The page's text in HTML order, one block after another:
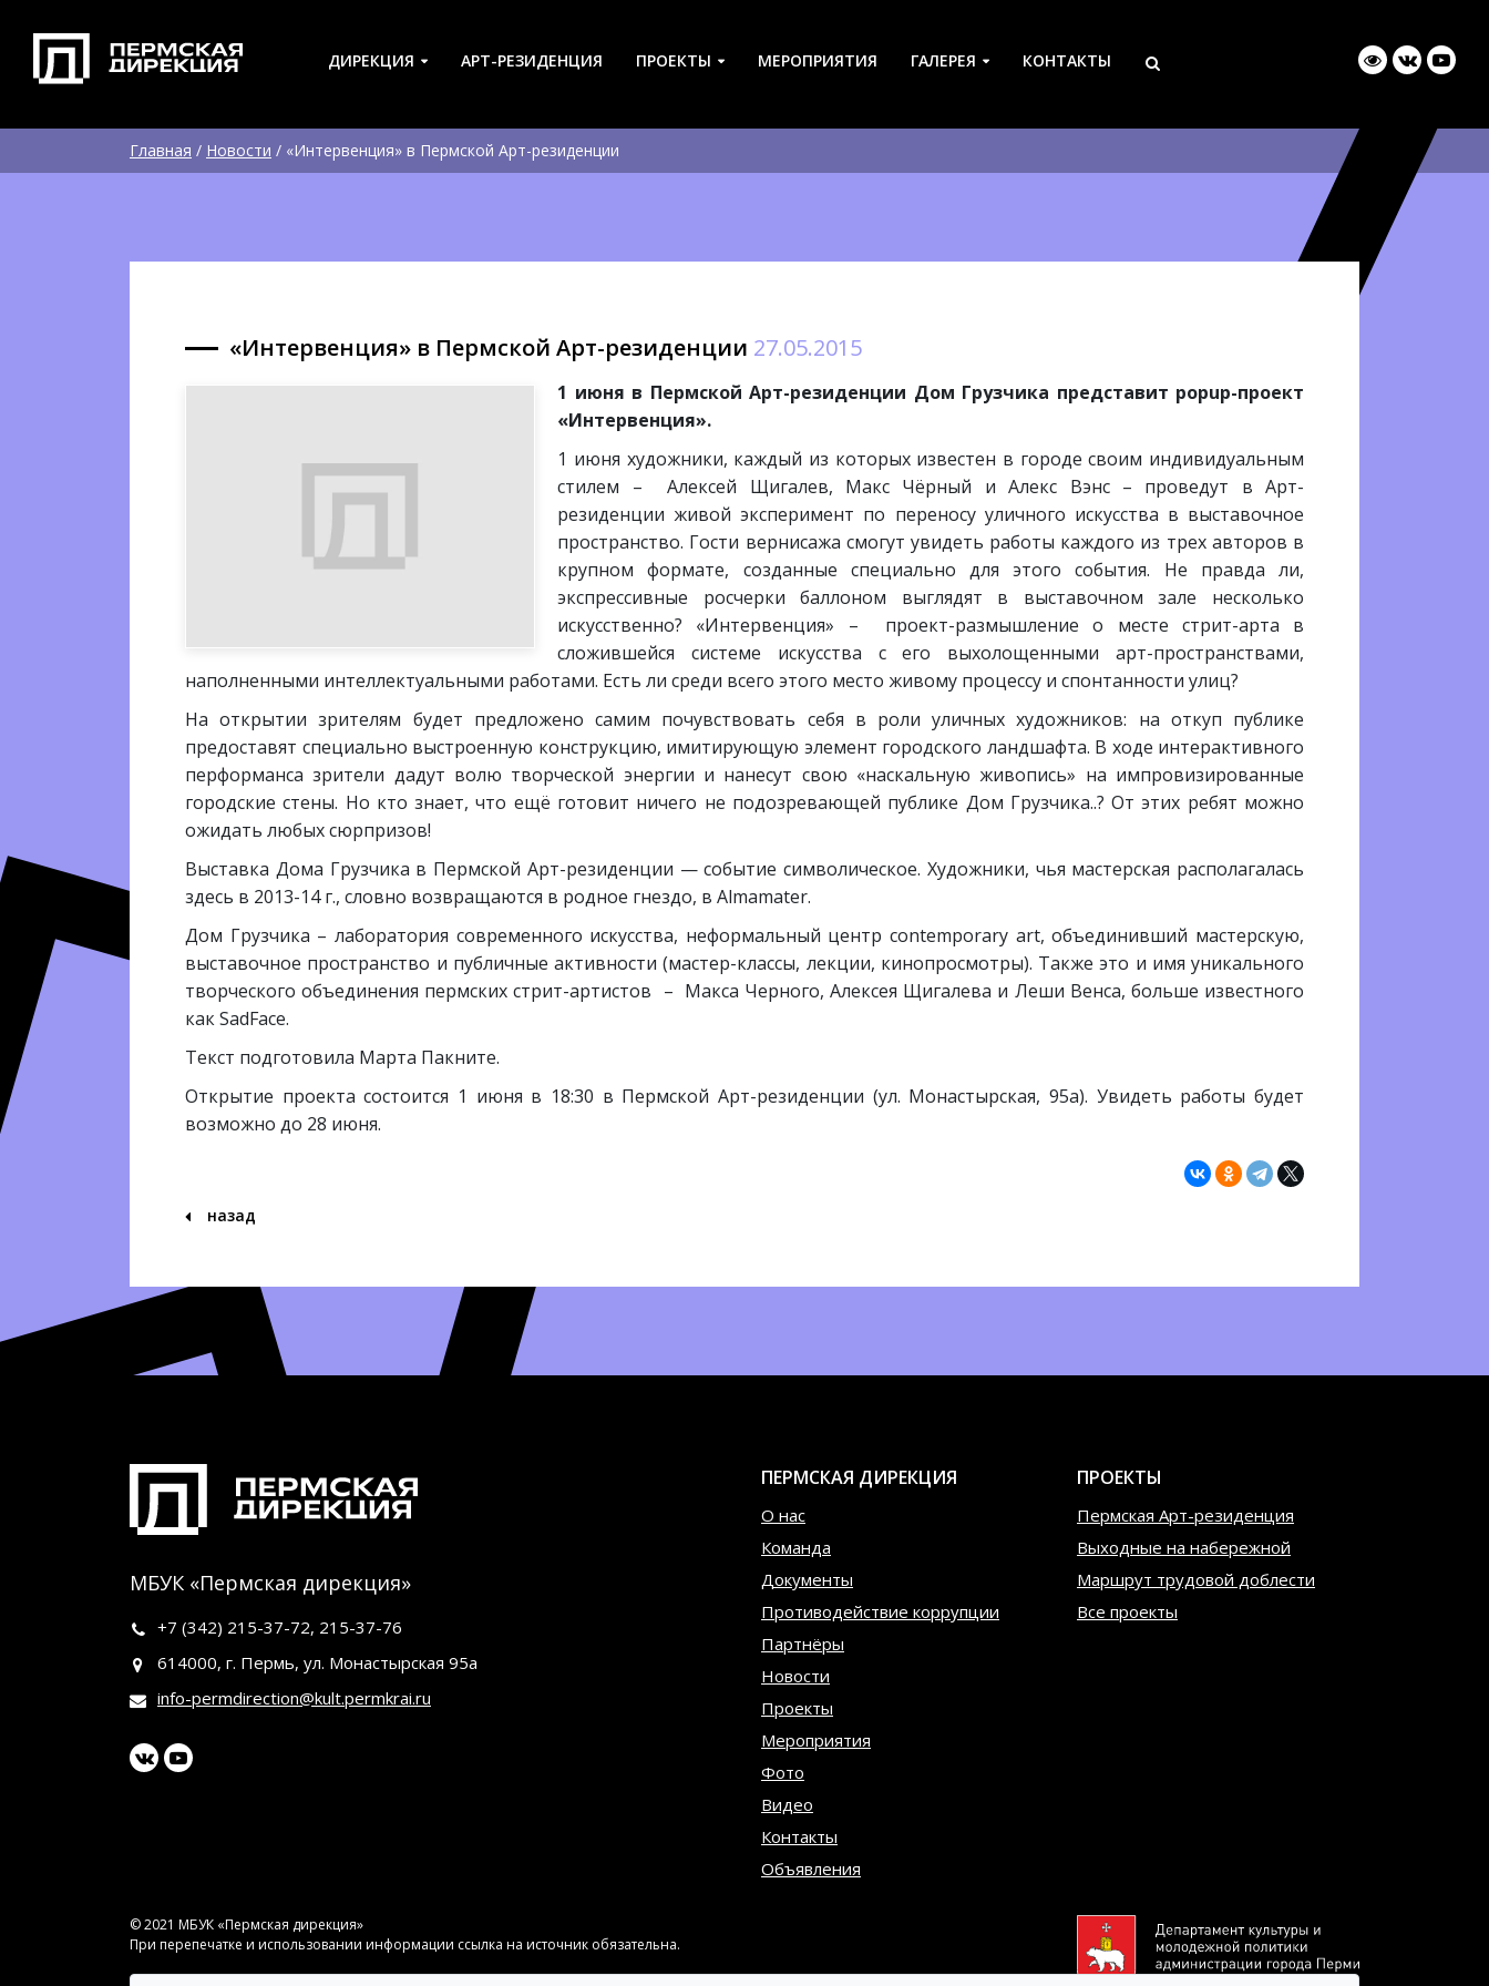
ДИРЕКЦИЯ АРТ-РЕЗИДЕНЦИЯ ПРОЕКТЫ МЕРОПРИЯТИЯ ГАЛЕРЕЯ КОНТАКТЫ
Главная / Новости / «Интервенция» в Пермской Арт-резиденции
«Интервенция» в Пермской Арт-резиденции 27.05.2015
1 июня в Пермской Арт-резиденции Дом Грузчика представит popup-проект
«Интервенция».
1 июня художники, каждый из которых известен в городе своим индивидуальным
стилем – Алексей Щигалев, Макс Чёрный и Алекс Вэнс – проведут в Арт-
резиденции живой эксперимент по переносу уличного искусства в выставочное
пространство. Гости вернисажа смогут увидеть работы каждого из трех авторов в
крупном формате, созданные специально для этого события. Не правда ли,
экспрессивные росчерки баллоном выглядят в выставочном зале несколько
искусственно? «Интервенция» – проект-размышление о месте стрит-арта в
сложившейся системе искусства с его выхолощенными арт-пространствами,
наполненными интеллектуальными работами. Есть ли среди всего этого место живому процессу и спонтанности улиц?
На открытии зрителям будет предложено самим почувствовать себя в роли уличных художников: на откуп публике
предоставят специально выстроенную конструкцию, имитирующую элемент городского ландшафта. В ходе интерактивного
перформанса зрители дадут волю творческой энергии и нанесут свою «наскальную живопись» на импровизированные
городские стены. Но кто знает, что ещё готовит ничего не подозревающей публике Дом Грузчика..? От этих ребят можно
ожидать любых сюрпризов!
Выставка Дома Грузчика в Пермской Арт-резиденции — событие символическое. Художники, чья мастерская располагалась
здесь в 2013-14 г., словно возвращаются в родное гнездо, в Almamater.
Дом Грузчика – лаборатория современного искусства, неформальный центр contemporary art, объединивший мастерскую,
выставочное пространство и публичные активности (мастер-классы, лекции, кинопросмотры). Также это и имя уникального
творческого объединения пермских стрит-артистов – Макса Черного, Алексея Щигалева и Леши Венса, больше известного
как SadFace.
Текст подготовила Марта Пакните.
Открытие проекта состоится 1 июня в 18:30 в Пермской Арт-резиденции (ул. Монастырская, 95а). Увидеть работы будет
возможно до 28 июня.
назад
МБУК «Пермская дирекция»
+7 (342) 215-37-72, 215-37-76
614000, г. Пермь, ул. Монастырская 95а
info-permdirection@kult.permkrai.ru
ПЕРМСКАЯ ДИРЕКЦИЯ
О нас
Команда
Документы
Противодействие коррупции
Партнёры
Новости
Проекты
Мероприятия
Фото
Видео
Контакты
Объявления
ПРОЕКТЫ
Пермская Арт-резиденция
Выходные на набережной
Маршрут трудовой доблести
Все проекты
© 2021 МБУК «Пермская дирекция»
При перепечатке и использовании информации ссылка на источник обязательна.